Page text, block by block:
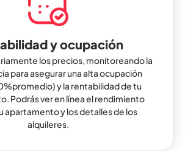
y ocupación
los precios, monitoreando la
para asegurar una alta ocupación
y la rentabilidad de tu
Podrás ver en línea el rendimiento
apartamento y los detalles de los
alquileres.